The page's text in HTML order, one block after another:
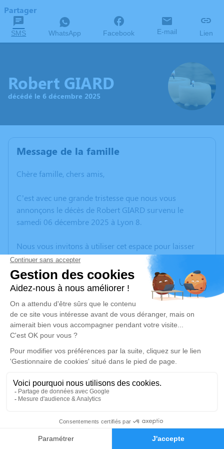
Faire-part Hommages
Partager
SMS WhatsApp Facebook E-mail Lien
Robert GIARD
décédé le 6 décembre 2025
Message de la famille
Chère famille, chers amis,
C’est avec une grande tristesse que nous vous
annonçons le décès de Robert GIARD survenu le
samedi 06 décembre 2025 à Lyon 8.
Nous vous invitons à utiliser cet espace pour laisser
vos condoléances, partager des photos souvenirs, une
anecdote ou exprimer vos pensées à travers des
poèmes ou des textes. Cet endroit est un lieu
d'expression dédié à honorer la mémoire de Robert
GIARD.
Un service de plantation d’arbre hommage est
disponible ici.
Je rends hommage
Cérémonie
EGLISE demptezieu
38300 Saint Savin